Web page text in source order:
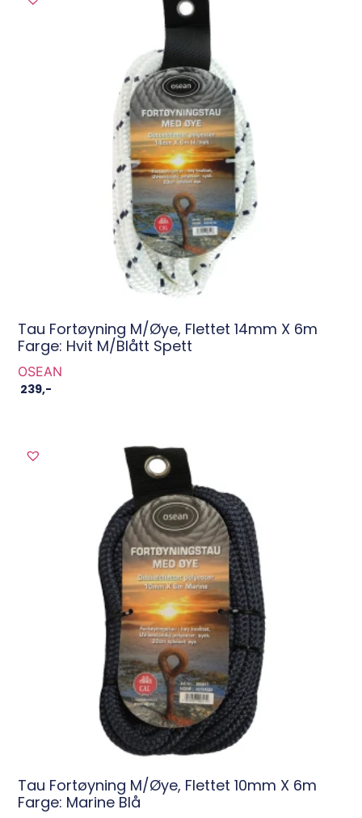
Tau Fortøyning M/øye, Flettet 14mm X 6m
Farge: Hvit M/blått Spett
OSEAN
239,-
Tau Fortøyning M/øye, Flettet 10mm X 6m
Farge: Marine Blå